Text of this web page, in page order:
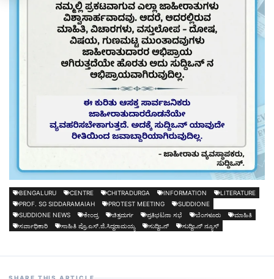
BENGALURU CENTRE CHITRADURGA INFORMATION
LITERATURE
PROF. SG SIDDARAMAIAH
PROTEST MEETING
SUDDIONE
SUDDIONE NEWS
ಕೇಂದ್ರ ಚಿತ್ರದುರ್ಗ ಪ್ರತಿಭಟನಾ ಸಭೆ ಬೆಂಗಳೂರು
ಮಾಹಿತಿ
ಸರ್ವಾಧಿಕಾರಿ
ಸಾಹಿತಿ ಪ್ರೊ.ಎಸ್.ಜಿ.ಸಿದ್ದರಾಮಯ್ಯ ಸುದ್ದಿಒನ್ ಸುದ್ದಿಒನ್ ನ್ಯೂಸ್